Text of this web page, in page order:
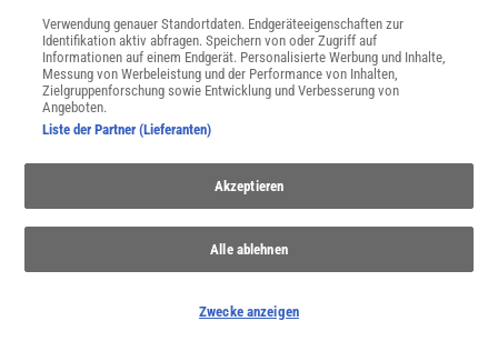
SERVICES
Newsletter
Kontakt
Spektrum Shop
Verträge kündigen
Widerruf
INFO
Verwendung genauer Standortdaten. Endgeräteeigenschaften zur
Identifikation aktiv abfragen. Speichern von oder Zugriff auf
Informationen auf einem Endgerät. Personalisierte Werbung und Inhalte,
Messung von Werbeleistung und der Performance von Inhalten,
Zielgruppenforschung sowie Entwicklung und Verbesserung von
Angeboten.
Liste der Partner (Lieferanten)
Akzeptieren
Alle ablehnen
Zwecke anzeigen